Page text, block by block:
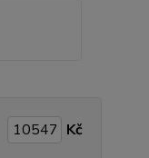
Kč